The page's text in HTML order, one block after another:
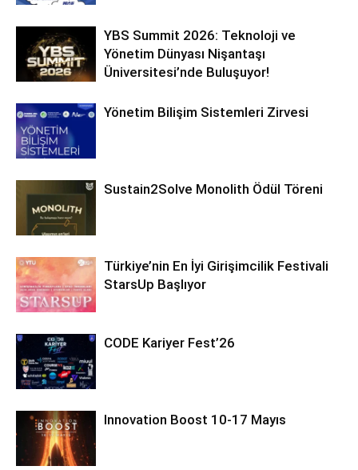
YBS Summit 2026: Teknoloji ve
Yönetim Dünyası Nişantaşı
Üniversitesi’nde Buluşuyor!
Yönetim Bilişim Sistemleri Zirvesi
Sustain2Solve Monolith Ödül Töreni
Türkiye’nin En İyi Girişimcilik Festivali
StarsUp Başlıyor
CODE Kariyer Fest’26
Innovation Boost 10-17 Mayıs